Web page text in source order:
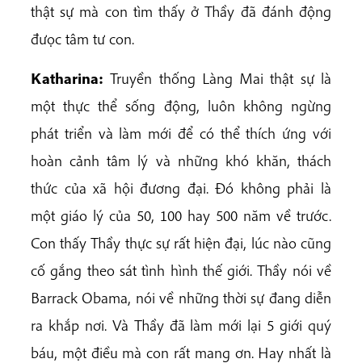
thật sự mà con tìm thấy ở Thầy đã đánh động
đưọc tâm tư con.
Katharina: Truyền thống Làng Mai thật sự là
một thực thể sống động, luôn không ngừng
phát triển và làm mới để có thể thích ứng với
hoàn cảnh tâm lý và những khó khăn, thách
thức của xã hội đương đại. Đó không phải là
một giáo lý của 50, 100 hay 500 năm về trước.
Con thấy Thầy thực sự rất hiện đại, lúc nào cũng
cố gắng theo sát tình hình thế giới. Thầy nói về
Barrack Obama, nói về những thời sự đang diễn
ra khắp nơi. Và Thầy đã làm mới lại 5 giới quý
báu, một điều mà con rất mang ơn. Hay nhất là